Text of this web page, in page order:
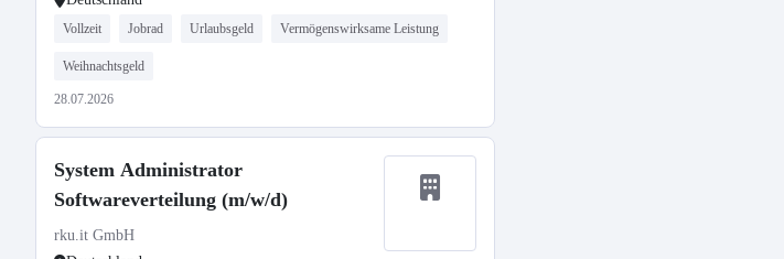
Vollzeit Jobrad Urlaubsgeld Vermögenswirksame Leistung
Weihnachtsgeld
28.07.2026
System Administrator
Softwareverteilung (m/w/d)
rku.it GmbH